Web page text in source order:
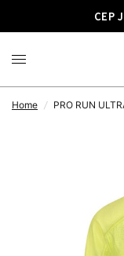
CEP
Home / PRO RUN